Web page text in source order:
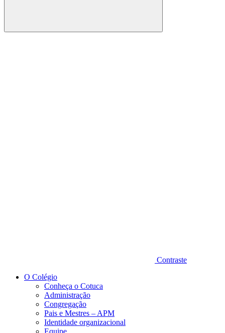
Buscar
Contraste
O Colégio
Conheça o Cotuca
Administração
Congregação
Pais e Mestres – APM
Identidade organizacional
Equipe